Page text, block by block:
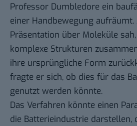
Professor Dumbledore ein
einer Handbewegung aufräumt.
Präsentation über Moleküle
komplexe Strukturen
ihre ursprüngliche Form
fragte er sich, ob dies für das
genutzt werden könnte.
Das Verfahren könnte einen
die Batterieindustrie darstellen,